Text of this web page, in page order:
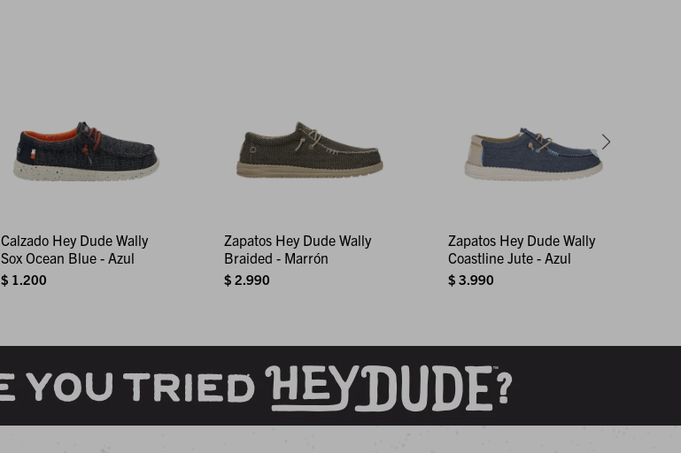
Calzado Hey Dude Wally
Sox Ocean Blue - Azul
$ 1.200
Zapatos Hey Dude Wally
Braided - Marrón
$ 2.990
Zapatos Hey Dude Wally
Coastline Jute - Azul
$ 3.990